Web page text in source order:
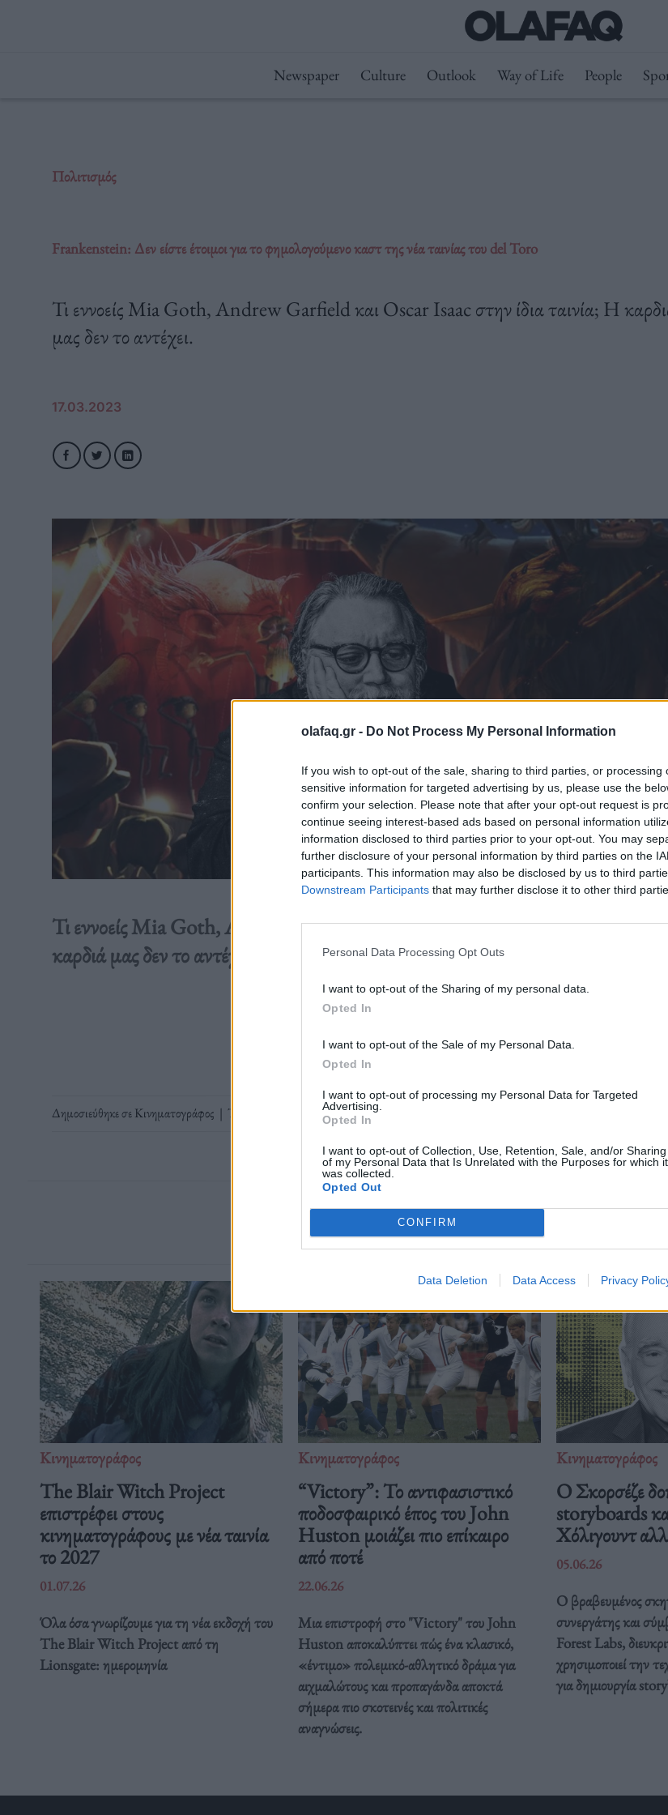
olafaq.gr - Do Not Process My Personal Information
If you wish to opt-out of the sale, sharing to third parties, or processing
sensitive information for targeted advertising by us, please use the
confirm your selection. Please note that after your opt-out request is
continue seeing interest-based ads based on personal information
information disclosed to third parties prior to your opt-out. You may
further disclosure of your personal information by third parties on the
participants. This information may also be disclosed by us to third
Downstream Participants that may further disclose it to other third
Personal Data Processing Opt Outs
I want to opt-out of the Sharing of my personal data.
Opted In
I want to opt-out of the Sale of my Personal Data.
Opted In
I want to opt-out of processing my Personal Data for Targeted
Advertising.
Opted In
I want to opt-out of Collection, Use, Retention, Sale, and/or Sharing
of my Personal Data that Is Unrelated with the Purposes for which it
was collected.
Opted Out
CONFIRM
Data Deletion Data Access Privacy
Newspaper Culture Outlook Way of Life People
Πολιτισμός
Frankenstein: Δεν είστε έτοιμοι για το φημολογούμενο καστ της νέα ταινίας του del Toro
Τι εννοείς Mia Goth, Andrew Garfield και Oscar Isaac στην ίδια ταινία; Η
μας δεν το αντέχει.
17.03.2023
Τι εννοείς Mia Goth, Andrew Garfield και Oscar Isaac στην ίδια ταινία; Η
καρδιά μας δεν το αντέχει.
Διαβάστε περισσότερα
Δημοσιεύθηκε σεΚινηματογράφος | Tagged Andrew Garfield,Frankenstein
Δείτε επίσης
Κινηματογράφος
The Blair Witch Project
επιστρέφει στους
κινηματογράφους με νέα ταινία
το 2027
01.07.26
Όλα όσα γνωρίζουμε για τη νέα εκδοχή του
The Blair Witch Project από τη
Lionsgate: ημερομηνία
Κινηματογράφος
“Victory”: Το αντιφασιστικό
ποδοσφαιρικό έπος του John
Huston μοιάζει πιο επίκαιρο
από ποτέ
22.06.26
Μια επιστροφή στο "Victory" του John
Huston αποκαλύπτει πώς ένα κλασικό,
«έντιμο» πολεμικό-αθλητικό δράμα για
αιχμαλώτους και προπαγάνδα αποκτά
σήμερα πιο σκοτεινές και πολιτικές
αναγνώσεις.
Κινηματογράφος
Ο Σκορσέζε
storyboards
Χόλιγουντ
05.06.26
Ο βραβευμένος
συνεργάτης και
Forest Labs,
χρησιμοποιεί την
για δημιουργία